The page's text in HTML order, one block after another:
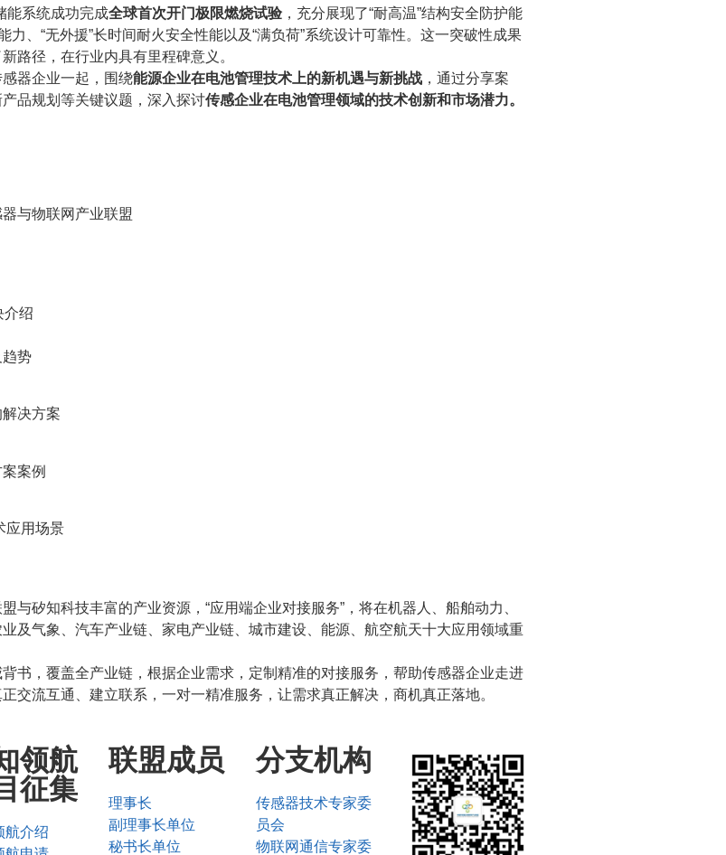
能系统成功完成全球首次开门极限燃烧试验 ，充分展现了“耐高温”结构安全防护能
力、“无外援”长时间耐火安全性能以及“满负荷”系统设计可靠性。这一突破性成果
路径，在行业内具有里程碑意义。
器企业一起，围绕能源企业在电池管理技术上的新机遇与新挑战 ，通过分享案
品规划等关键议题，深入探讨传感企业在电池管理领域的技术创新和市场潜力。
与物联网产业联盟
绍
势
决方案
案例
用场景
与矽知科技丰富的产业资源，“应用端企业对接服务”，将在机器人、船舶动力、
及气象、汽车产业链、家电产业链、城市建设、能源、航空航天十大应用领域重
书，覆盖全产业链，根据企业需求，定制精准的对接服务，帮助传感器企业走进
交流互通、建立联系，一对一精准服务，让需求真正解决，商机真正落地。
领航
征集
航介绍
联盟成员
理事长
副理事长单位
秘书长单位
分支机构
传感器技术专家委
员会
物联网通信专家委